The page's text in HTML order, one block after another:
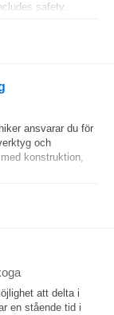
safety...
ansvarar du för
och
konstruktion,
att delta i
en stående tid i